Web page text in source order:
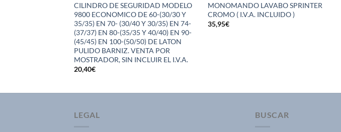
CILINDRO DE SEGURIDAD MODELO
9800 ECONOMICO DE 60-(30/30 Y
35/35) EN 70- (30/40 Y 30/35) EN 74-
(37/37) EN 80-(35/35 Y 40/40) EN 90-
(45/45) EN 100-(50/50) DE LATON
PULIDO BARNIZ. VENTA POR
MOSTRADOR, SIN INCLUIR EL I.V.A.
20,40€
MONOMANDO LAVABO SPRINTER
CROMO ( I.V.A. INCLUIDO )
35,95€
LEGAL BUSCAR